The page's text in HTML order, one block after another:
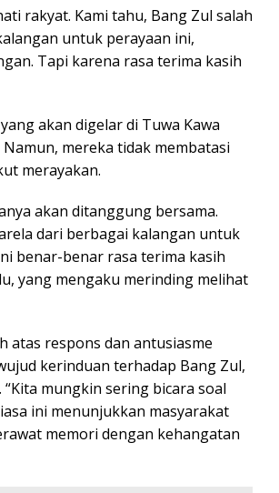
rakyat. Kami tahu, Bang Zul salah
untuk perayaan ini,
Tapi karena rasa terima kasih
akan digelar di Tuwa Kawa
mereka tidak membatasi
merayakan.
akan ditanggung bersama.
dari berbagai kalangan untuk
benar-benar rasa terima kasih
yang mengaku merinding melihat
atas respons dan antusiasme
kerinduan terhadap Bang Zul,
mungkin sering bicara soal
ini menunjukkan masyarakat
memori dengan kehangatan